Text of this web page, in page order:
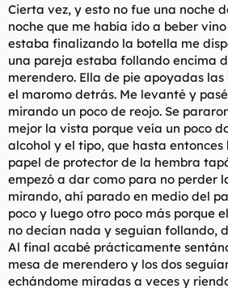
Cierta vez, y esto no fue una noche
noche que me había ido a beber
estaba finalizando la botella me
una pareja estaba follando encima
merendero. Ella de pie apoyadas
el maromo detrás. Me levanté y
mirando un poco de reojo. Se
mejor la vista porque veía un poco
alcohol y el tipo, que hasta
papel de protector de la hembra
empezó a dar como para no perder
mirando, ahí parado en medio del
poco y luego otro poco más porque
no decían nada y seguían follando,
Al final acabé prácticamente
mesa de merendero y los dos
echándome miradas a veces y